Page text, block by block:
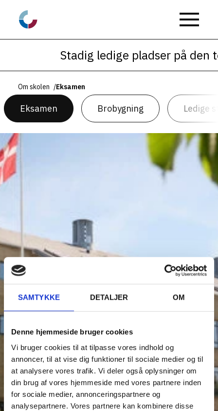
SAMTYKKE DETALJER OM
Denne hjemmeside bruger cookies
Vi bruger cookies til at tilpasse vores indhold og
annoncer, til at vise dig funktioner til sociale medier og til
at analysere vores trafik. Vi deler også oplysninger om
din brug af vores hjemmeside med vores partnere inden
for sociale medier, annonceringspartnere og
analysepartnere. Vores partnere kan kombinere disse
Stadig ledige pladser på den
Om skolen /Eksamen
Eksamen Brobygning Ledige